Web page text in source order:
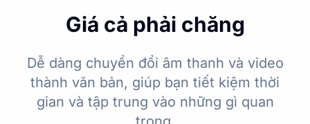
Giá cả phải chăng
Dễ dàng chuyển đổi âm thanh và video
thành văn bản, giúp bạn tiết kiệm thời
gian và tập trung vào những gì quan